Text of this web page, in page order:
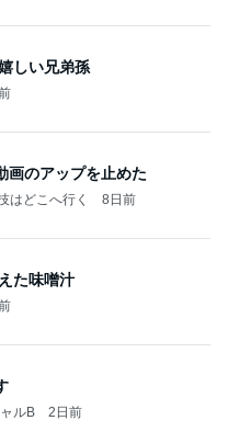
しい兄弟孫
画のアップを止めた
はどこへ行く 8日前
た味噌汁
ルB 2日前